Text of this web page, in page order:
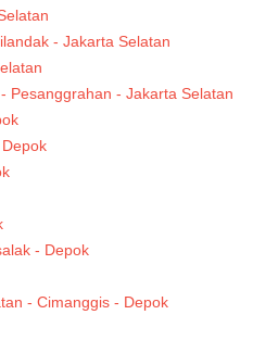
- Jakarta Selatan
Pesanggrahan - Jakarta Selatan
- Depok
- Cimanggis - Depok